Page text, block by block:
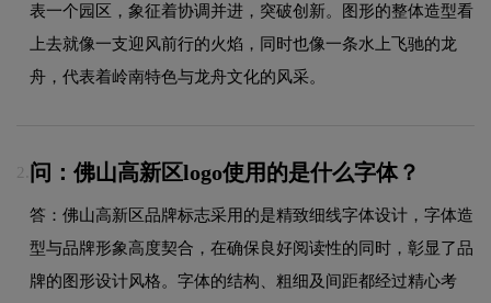
表一个园区，象征着协调并进，突破创新。图形的整体造型看
上去就像一支迎风前行的火焰，同时也像一条水上飞驰的龙
舟，代表着岭南特色与龙舟文化的风采。
2. 问：佛山高新区logo使用的是什么字体？
答：佛山高新区品牌标志采用的是精致细线字体设计，字体造
型与品牌形象高度契合，在确保良好阅读性的同时，彰显了品
牌的图形设计风格。字体的结构、粗细及间距都经过精心考